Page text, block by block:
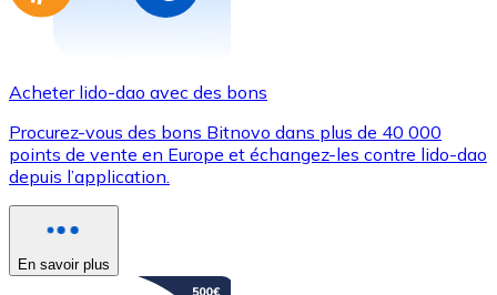
Acheter lido-dao avec des bons
Procurez-vous des bons Bitnovo dans plus de 40 000
points de vente en Europe et échangez-les contre lido-dao
depuis l’application.
En savoir plus